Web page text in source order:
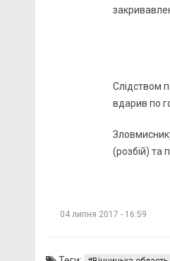
Слідством
вдарив по
(розбій) та
04 липня 2017 - 16:59